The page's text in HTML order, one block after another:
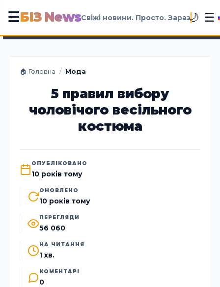
☰БІЗ NewsСвіжі новини. Просто. Зараз🌙 ☰
🏠 Головна / Мода
5 правил вибору
чоловічого весільного
костюма
ОПУБЛІКОВАНО
10 років тому
ОНОВЛЕНО
10 років тому
ПЕРЕГЛЯДИ
56 060
НА ЧИТАННЯ
1 хв.
КОМЕНТАРІ
0